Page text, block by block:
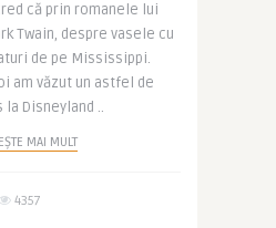
că prin romanele lui
Twain, despre vasele cu
de pe Mississippi.
am văzut un astfel de
la Disneyland ..
MAI MULT
4357